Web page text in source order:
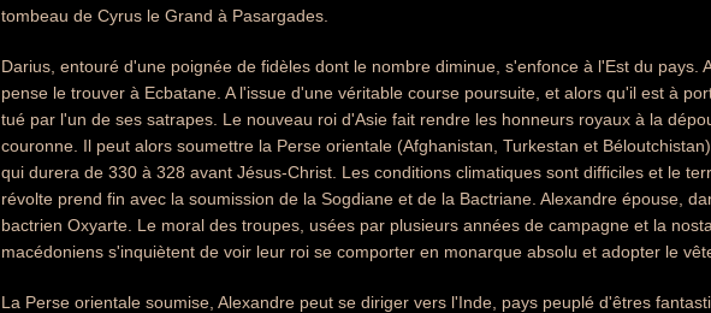
tombeau de Cyrus le Grand à Pasargades.
Darius, entouré d'une poignée de fidèles dont le nombre diminue, s'enfonce à l'Est du pays.
pense le trouver à Ecbatane. A l'issue d'une véritable course poursuite, et alors qu'il est à
tué par l'un de ses satrapes. Le nouveau roi d'Asie fait rendre les honneurs royaux à la
couronne. Il peut alors soumettre la Perse orientale (Afghanistan, Turkestan et
qui durera de 330 à 328 avant Jésus-Christ. Les conditions climatiques sont difficiles et le
révolte prend fin avec la soumission de la Sogdiane et de la Bactriane. Alexandre épouse,
bactrien Oxyarte. Le moral des troupes, usées par plusieurs années de campagne et la
macédoniens s'inquiètent de voir leur roi se comporter en monarque absolu et adopter le
La Perse orientale soumise, Alexandre peut se diriger vers l'Inde, pays peuplé d'êtres